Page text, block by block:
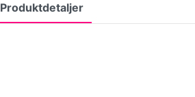
Produktdetaljer